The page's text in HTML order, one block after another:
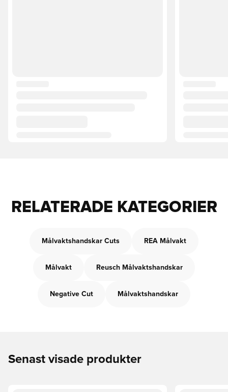
RELATERADE KATEGORIER
Målvaktshandskar Cuts REA Målvakt
Målvakt Reusch Målvaktshandskar
Negative Cut Målvaktshandskar
Senast visade produkter